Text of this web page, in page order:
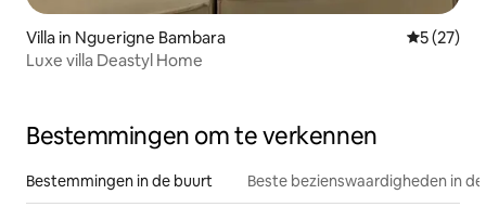
Villa in Nguerigne Bambara
5 (27)
Luxe villa Deastyl Home
Bestemmingen om te verkennen
Bestemmingen in de buurt Beste bezienswaardigheden in